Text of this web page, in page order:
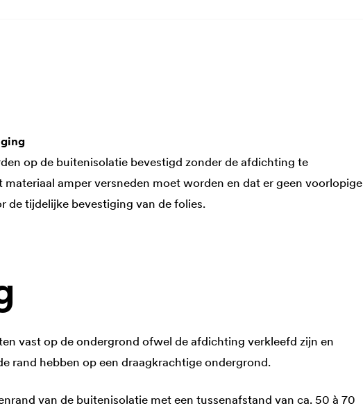
op de buitenisolatie bevestigd zonder de afdichting te
amper versneden moet worden en dat er geen voorlopige
de tijdelijke bevestiging van de folies.
vast op de ondergrond ofwel de afdichting verkleefd zijn en
rand hebben op een draagkrachtige ondergrond.
van de buitenisolatie met een tussenafstand van ca. 50 à 70